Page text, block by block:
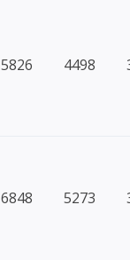
5826 4498
6848 5273